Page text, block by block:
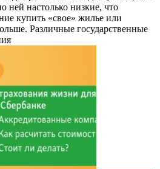
ней настолько низкие, что
купить «свое» жилье или
Различные государственные